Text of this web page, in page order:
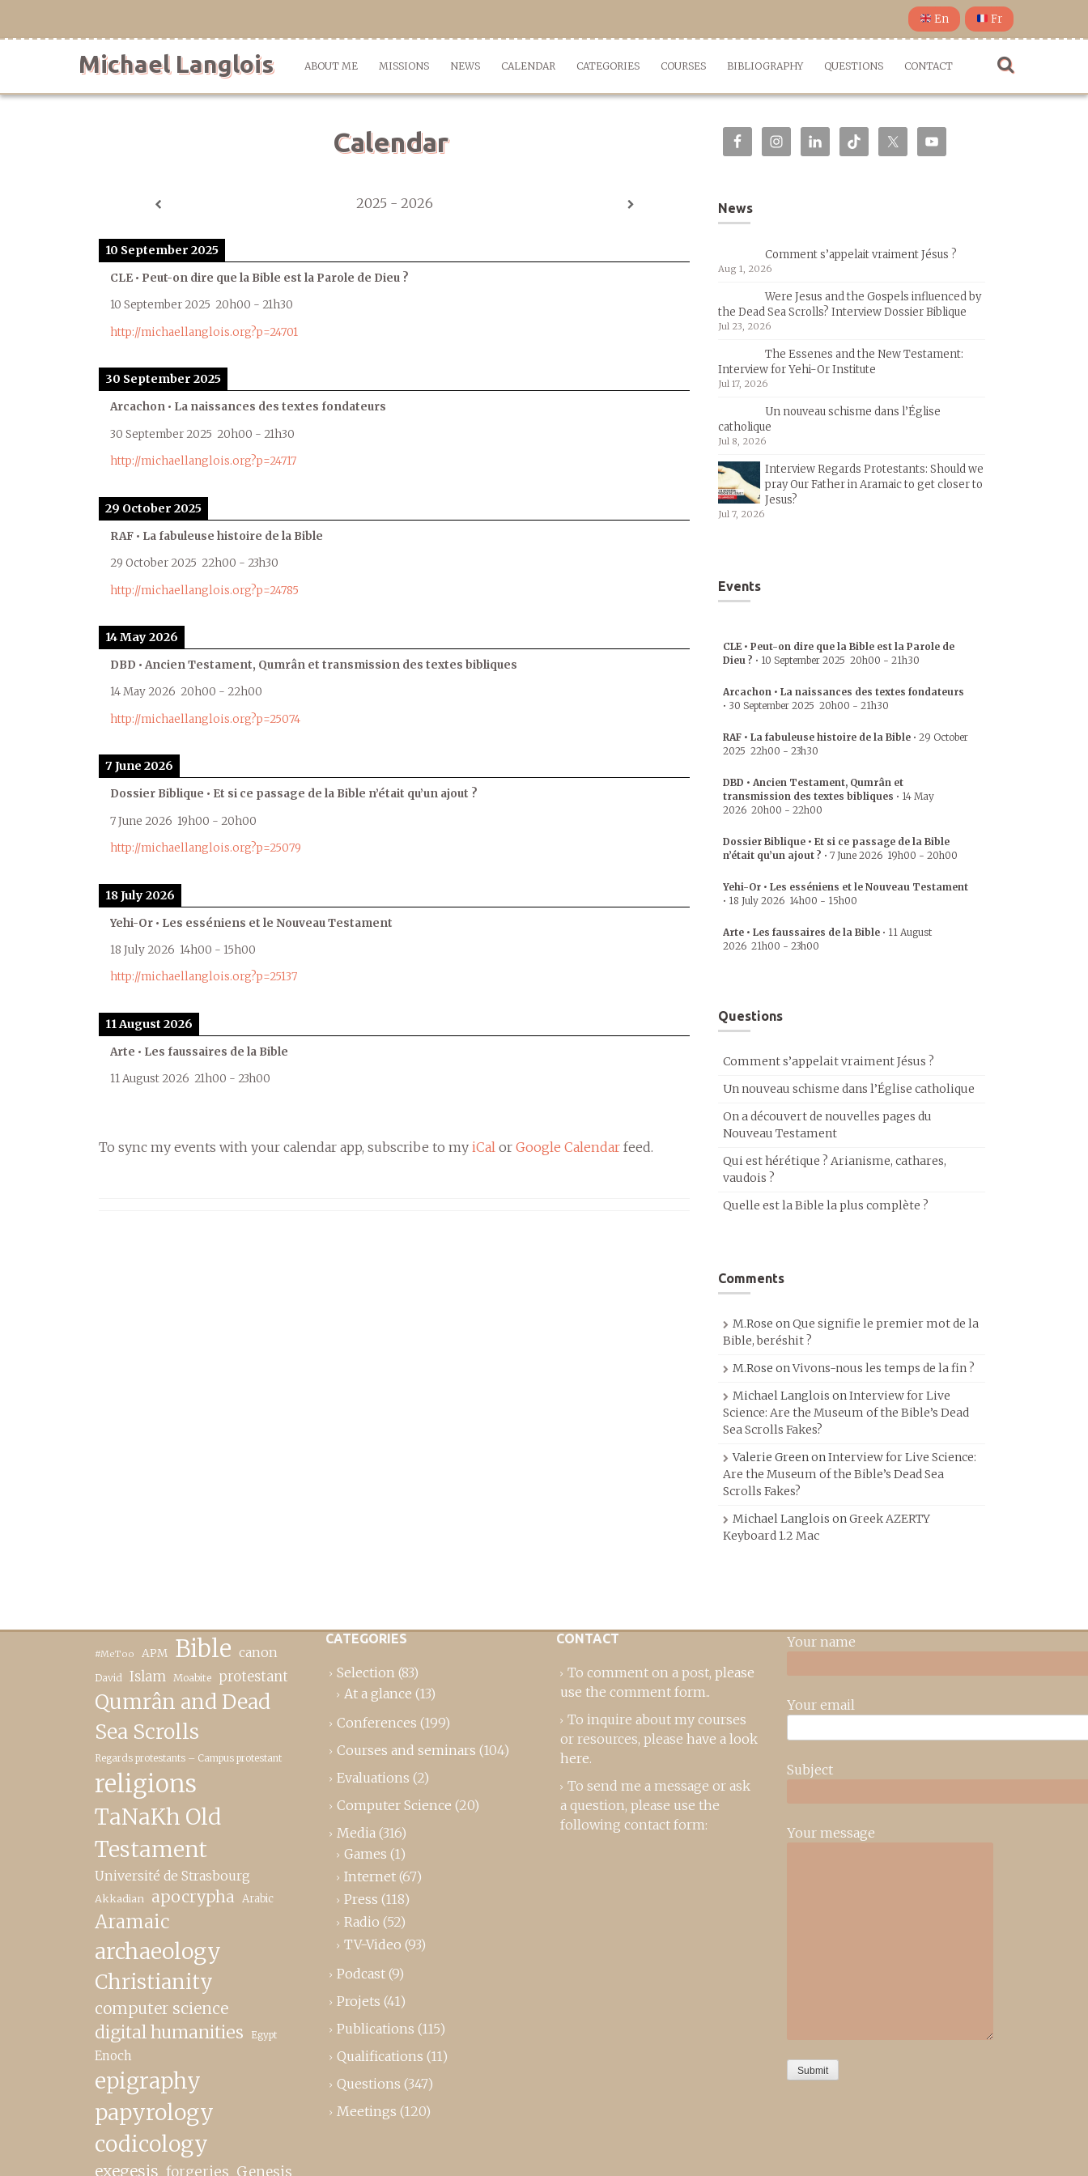
En Fr
Michael Langlois ABOUT ME MISSIONS NEWS CALENDAR CATEGORIES COURSES BIBLIOGRAPHY QUESTIONS CONTACT
Calendar
2025 - 2026
10 September 2025
CLE • Peut-on dire que la Bible est la Parole de Dieu ?
10 September 2025 20h00 - 21h30
http://michaellanglois.org?p=24701
30 September 2025
Arcachon • La naissances des textes fondateurs
30 September 2025 20h00 - 21h30
http://michaellanglois.org?p=24717
29 October 2025
RAF • La fabuleuse histoire de la Bible
29 October 2025 22h00 - 23h30
http://michaellanglois.org?p=24785
14 May 2026
DBD • Ancien Testament, Qumrân et transmission des textes bibliques
14 May 2026 20h00 - 22h00
http://michaellanglois.org?p=25074
7 June 2026
Dossier Biblique • Et si ce passage de la Bible n’était qu’un ajout ?
7 June 2026 19h00 - 20h00
http://michaellanglois.org?p=25079
18 July 2026
Yehi-Or • Les esséniens et le Nouveau Testament
18 July 2026 14h00 - 15h00
http://michaellanglois.org?p=25137
11 August 2026
Arte • Les faussaires de la Bible
11 August 2026 21h00 - 23h00
To sync my events with your calendar app, subscribe to my iCal or Google Calendar feed.
News
Comment s’appelait vraiment Jésus ?
Aug 1, 2026
Were Jesus and the Gospels influenced by
the Dead Sea Scrolls? Interview Dossier Biblique
Jul 23, 2026
The Essenes and the New Testament:
Interview for Yehi-Or Institute
Jul 17, 2026
Un nouveau schisme dans l’Église
catholique
Jul 8, 2026
Interview Regards Protestants: Should we
pray Our Father in Aramaic to get closer to
Jesus?
Jul 7, 2026
Events
CLE • Peut-on dire que la Bible est la Parole de
Dieu ? • 10 September 2025 20h00 - 21h30
Arcachon • La naissances des textes fondateurs
• 30 September 2025 20h00 - 21h30
RAF • La fabuleuse histoire de la Bible • 29 October
2025 22h00 - 23h30
DBD • Ancien Testament, Qumrân et
transmission des textes bibliques • 14 May
2026 20h00 - 22h00
Dossier Biblique • Et si ce passage de la Bible
n’était qu’un ajout ? • 7 June 2026 19h00 - 20h00
Yehi-Or • Les esséniens et le Nouveau Testament
• 18 July 2026 14h00 - 15h00
Arte • Les faussaires de la Bible • 11 August
2026 21h00 - 23h00
Questions
Comment s’appelait vraiment Jésus ?
Un nouveau schisme dans l’Église catholique
On a découvert de nouvelles pages du
Nouveau Testament
Qui est hérétique ? Arianisme, cathares,
vaudois ?
Quelle est la Bible la plus complète ?
Comments
M.Rose onQue signifie le premier mot de la
Bible, beréshit ?
M.Rose onVivons-nous les temps de la fin ?
Michael Langlois onInterview for Live
Science: Are the Museum of the Bible’s Dead
Sea Scrolls Fakes?
Valerie GreenonInterview for Live Science:
Are the Museum of the Bible’s Dead Sea
Scrolls Fakes?
Michael Langlois onGreek AZERTY
Keyboard 1.2 Mac
#MeToo APM Bible canon
David Islam Moabite protestant
Qumrân and Dead
Sea Scrolls
Regards protestants – Campus protestant
religions
TaNaKh Old
Testament
Université de Strasbourg
Akkadian apocrypha Arabic
Aramaic
archaeology
Christianity
computer science
digital humanities Egypt
Enoch
epigraphy
papyrology
codicology
exegesis forgeries Genesis
CATEGORIES
Selection (83)
At a glance (13)
Conferences (199)
Courses and seminars (104)
Evaluations (2)
Computer Science (20)
Media (316)
Games (1)
Internet (67)
Press (118)
Radio (52)
TV-Video (93)
Podcast (9)
Projets (41)
Publications (115)
Qualifications (11)
Questions (347)
Meetings (120)
CONTACT
To comment on a post, please
use the comment form..
To inquire about my courses
or resources, please have a look
here.
To send me a message or ask
a question, please use the
following contact form:
Your name
Your email
Subject
Your message